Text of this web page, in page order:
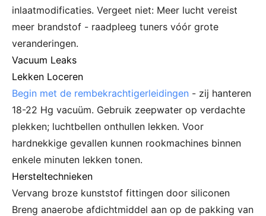
inlaatmodificaties. Vergeet niet: Meer lucht vereist
meer brandstof - raadpleeg tuners vóór grote
veranderingen.
Vacuum Leaks
Lekken Loceren
Begin met de rembekrachtigerleidingen - zij hanteren
18-22 Hg vacuüm. Gebruik zeepwater op verdachte
plekken; luchtbellen onthullen lekken. Voor
hardnekkige gevallen kunnen rookmachines binnen
enkele minuten lekken tonen.
Hersteltechnieken
Vervang broze kunststof fittingen door siliconen
Breng anaerobe afdichtmiddel aan op de pakking van